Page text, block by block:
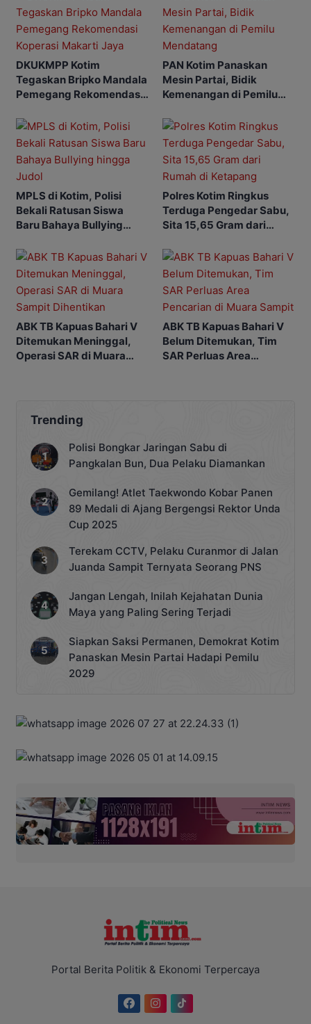
DKUKMPP Kotim
Tegaskan Bripko Mandala
Pemegang Rekomendasi
PAN Kotim Panaskan
Mesin Partai, Bidik
Kemenangan di Pemilu
MPLS di Kotim, Polisi
Bekali Ratusan Siswa
Baru Bahaya Bullying
Polres Kotim Ringkus
Terduga Pengedar Sabu,
Sita 15,65 Gram dari
ABK TB Kapuas Bahari V
Ditemukan Meninggal,
Operasi SAR di Muara
ABK TB Kapuas Bahari V
Belum Ditemukan, Tim
SAR Perluas Area
Trending
Polisi Bongkar Jaringan Sabu di
Pangkalan Bun, Dua Pelaku Diamankan
Gemilang! Atlet Taekwondo Kobar Panen
89 Medali di Ajang Bergengsi Rektor Unda
Cup 2025
Terekam CCTV, Pelaku Curanmor di Jalan
Juanda Sampit Ternyata Seorang PNS
Jangan Lengah, Inilah Kejahatan Dunia
Maya yang Paling Sering Terjadi
Siapkan Saksi Permanen, Demokrat Kotim
Panaskan Mesin Partai Hadapi Pemilu
2029
Portal Berita Politik & Ekonomi Terpercaya